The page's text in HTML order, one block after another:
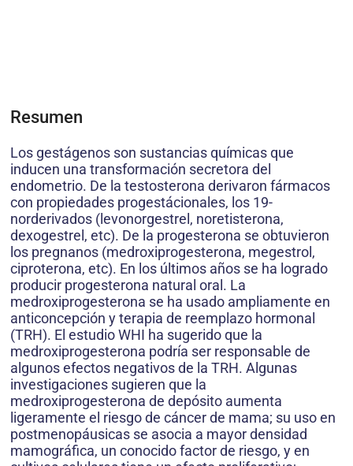
Resumen
Los gestágenos son sustancias químicas que
inducen una transformación secretora del
endometrio. De la testosterona derivaron fármacos
con propiedades progestácionales, los 19-
norderivados (levonorgestrel, noretisterona,
dexogestrel, etc). De la progesterona se obtuvieron
los pregnanos (medroxiprogesterona, megestrol,
ciproterona, etc). En los últimos años se ha logrado
producir progesterona natural oral. La
medroxiprogesterona se ha usado ampliamente en
anticoncepción y terapia de reemplazo hormonal
(TRH). El estudio WHI ha sugerido que la
medroxiprogesterona podría ser responsable de
algunos efectos negativos de la TRH. Algunas
investigaciones sugieren que la
medroxiprogesterona de depósito aumenta
ligeramente el riesgo de cáncer de mama; su uso en
postmenopáusicas se asocia a mayor densidad
mamográfica, un conocido factor de riesgo, y en